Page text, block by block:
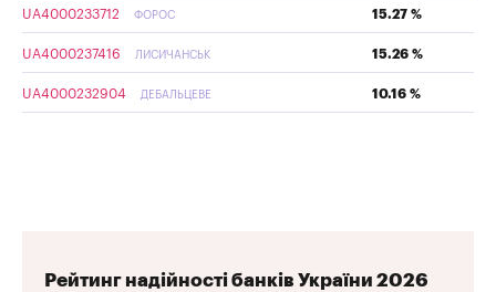
UA4000233712 ФОРОС 15.27 %
UA4000237416 ЛИСИЧАНСЬК 15.26 %
UA4000232904 ДЕБАЛЬЦЕВЕ 10.16 %
Рейтинг надійності банків України 2026